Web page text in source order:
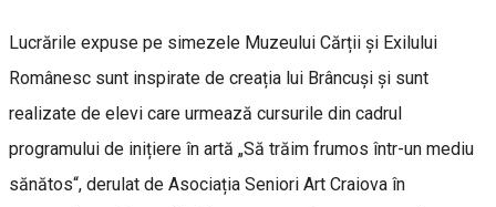
Lucrările expuse pe simezele Muzeului Cărții și Exilului
Românesc sunt inspirate de creația lui Brâncuși și sunt
realizate de elevi care urmează cursurile din cadrul
programului de inițiere în artă „Să trăim frumos într-un mediu
sănătos“, derulat de Asociația Seniori Art Craiova în